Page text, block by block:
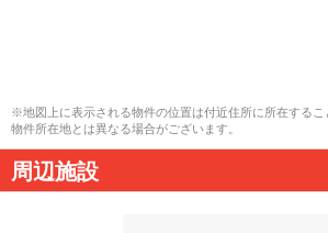
※地図上に表示される物件の位置は付近住所に所在する
物件所在地とは異なる場合がございます。
周辺施設